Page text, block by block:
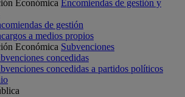
Económica Encomiendas de gestión y
de gestión
a medios propios
Económica Subvenciones
concedidas
concedidas a partidos políticos